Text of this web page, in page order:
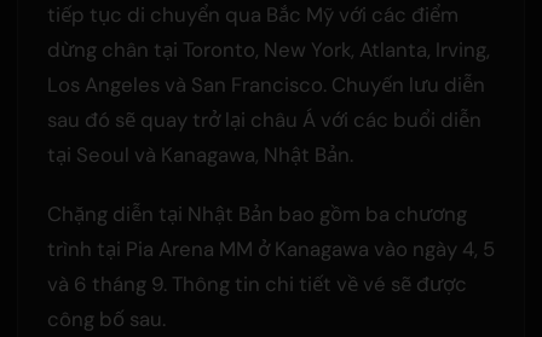
tiếp tục di chuyển qua Bắc Mỹ với các điểm
dừng chân tại Toronto, New York, Atlanta, Irving,
Los Angeles và San Francisco. Chuyến lưu diễn
sau đó sẽ quay trở lại châu Á với các buổi diễn
tại Seoul và Kanagawa, Nhật Bản.
Chặng diễn tại Nhật Bản bao gồm ba chương
trình tại Pia Arena MM ở Kanagawa vào ngày 4, 5
và 6 tháng 9. Thông tin chi tiết về vé sẽ được
công bố sau.